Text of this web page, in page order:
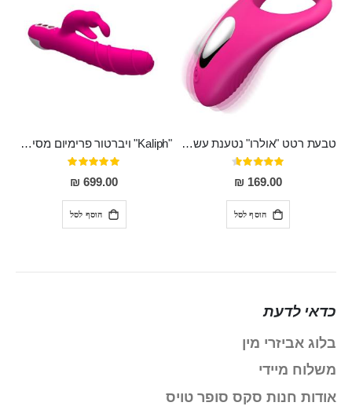
טבעת רטט "אולרו" נטענת עשויה סיליקון רפואי עם רטט חזק ומטריף חושים
דירוג:
91%
169.00 ₪
הוסף לסל
"Kaliph" ויברטור פרימיום מסיליקון רפואי , נטען, שקט במיוחד, מסתובב ומתפתל, שמנמן עם חדירה 14 סמ
דירוג:
100%
699.00 ₪
הוסף לסל
כדאי לדעת
בלוג אביזרי מין
משלוח מיידי
אודות חנות סקס סופר טויס